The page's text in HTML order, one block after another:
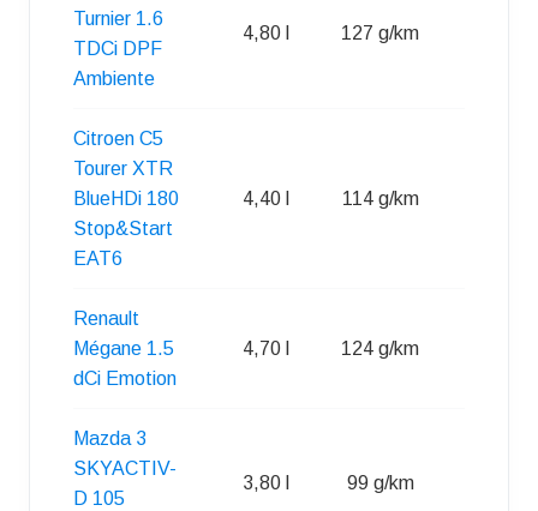
Turnier 1.6
TDCi DPF
Ambiente
4,80 l 127 g/km
Citroen C5
Tourer XTR
BlueHDi 180
Stop&Start
EAT6
4,40 l 114 g/km
Renault
Mégane 1.5
dCi Emotion
4,70 l 124 g/km
Mazda 3
SKYACTIV-
D 105
3,80 l 99 g/km